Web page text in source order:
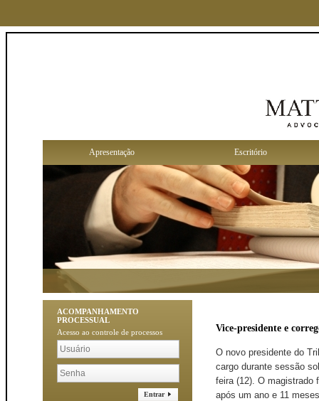
Apresentação Escritório
ACOMPANHAMENTO
PROCESSUAL
Acesso ao controle de processos
Entrar
Vice-presidente e
O novo presidente do
cargo durante sessão
feira (12). O magistrado
após um ano e 11